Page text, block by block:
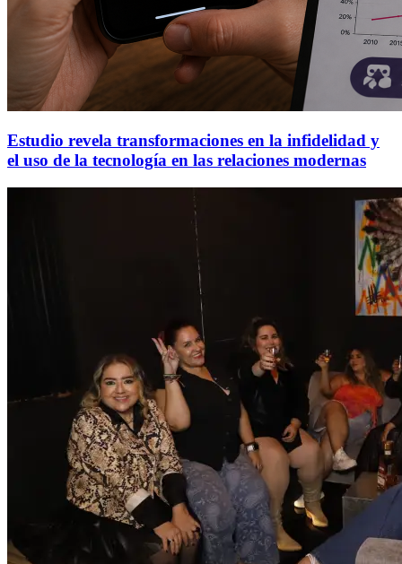
Estudio revela transformaciones en la infidelidad y
el uso de la tecnología en las relaciones modernas